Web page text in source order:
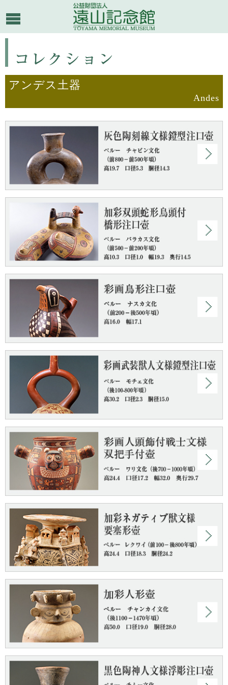
アンデス土器
Andes